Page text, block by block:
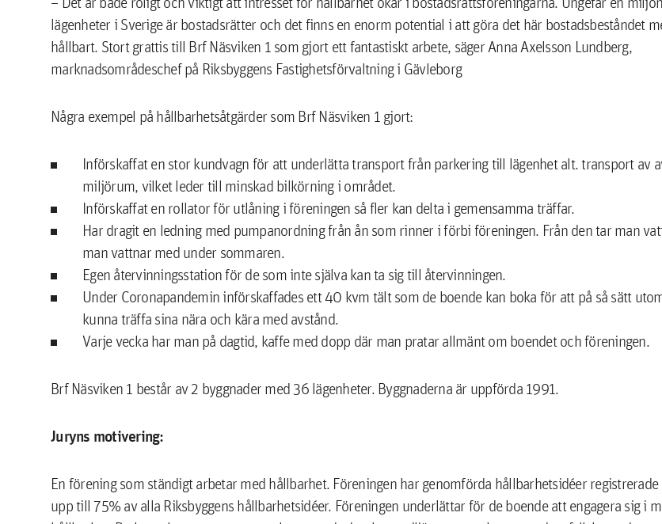
lägenheter i Sverige är bostadsrätter och det finns en enorm potential i att göra det här bostadsbeståndet
hållbart. Stort grattis till Brf Näsviken 1 som gjort ett fantastiskt arbete, säger Anna Axelsson Lundberg,
marknadsområdeschef på Riksbyggens Fastighetsförvaltning i Gävleborg
Några exempel på hållbarhetsåtgärder som Brf Näsviken 1 gjort:
Införskaffat en stor kundvagn för att underlätta transport från parkering till lägenhet alt. transport av
miljörum, vilket leder till minskad bilkörning i området.
Införskaffat en rollator för utlåning i föreningen så fler kan delta i gemensamma träffar.
Har dragit en ledning med pumpanordning från ån som rinner i förbi föreningen. Från den tar man
man vattnar med under sommaren.
Egen återvinningsstation för de som inte själva kan ta sig till återvinningen.
Under Coronapandemin införskaffades ett 40 kvm tält som de boende kan boka för att på så sätt
kunna träffa sina nära och kära med avstånd.
Varje vecka har man på dagtid, kaffe med dopp där man pratar allmänt om boendet och föreningen.
Brf Näsviken 1 består av 2 byggnader med 36 lägenheter. Byggnaderna är uppförda 1991.
Juryns motivering:
En förening som ständigt arbetar med hållbarhet. Föreningen har genomförda hållbarhetsidéer
upp till 75% av alla Riksbyggens hållbarhetsidéer. Föreningen underlättar för de boende att engagera sig i